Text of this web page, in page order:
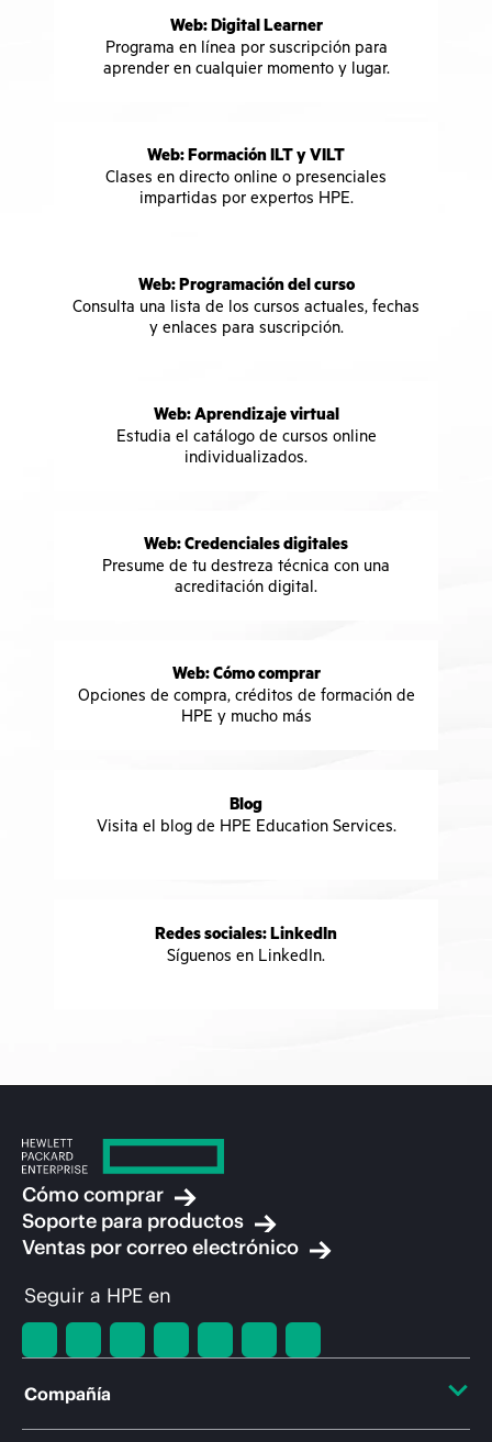
Web: Digital Learner
Programa en línea por suscripción para
aprender en cualquier momento y lugar.
Web: Formación ILT y VILT
Clases en directo online o presenciales
impartidas por expertos HPE.
Web: Programación del curso
Consulta una lista de los cursos actuales, fechas
y enlaces para suscripción.
Web: Aprendizaje virtual
Estudia el catálogo de cursos online
individualizados.
Web: Credenciales digitales
Presume de tu destreza técnica con una
acreditación digital.
Web: Cómo comprar
Opciones de compra, créditos de formación de
HPE y mucho más
Blog
Visita el blog de HPE Education Services.
Redes sociales: LinkedIn
Síguenos en LinkedIn.
Cómo comprar
Soporte para productos
Ventas por correo electrónico
Seguir a HPE en
Compañía